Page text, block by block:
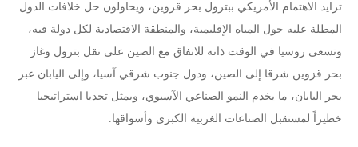
تزايد الاهتمام الأمريكي ببترول بحر قزوين، ويحاولون حل خلافات الدول
المطلة عليه حول المياه الإقليمية، والمنطقة الاقتصادية لكل دولة فيه،
وتسعى روسيا في الوقت ذاته للاتفاق مع الصين على نقل بترول وغاز
بحر قزوين شرقا إلى الصين، ودول جنوب شرقي آسيا، وإلى اليابان عبر
بحر اليابان، ما يخدم النمو الصناعي الآسيوي، ويمثل تحديا استراتيجيا
خطيراً لمستقبل الصناعات الغربية الكبرى وأسواقها.